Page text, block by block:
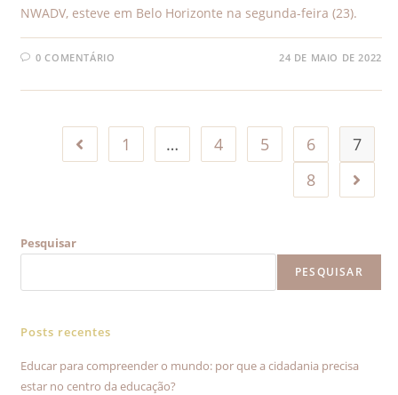
NWADV, esteve em Belo Horizonte na segunda-feira (23).
0 COMENTÁRIO 24 DE MAIO DE 2022
1 … 4 5 6
7
8
Pesquisar
PESQUISAR
Posts recentes
Educar para compreender o mundo: por que a cidadania precisa
estar no centro da educação?